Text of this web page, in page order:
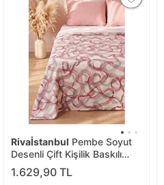
Rivaİstanbul Pembe Soyut
Desenli Çift Kişilik Baskılı
Pike & Yatak Örtüsü
200x230 Cm
1.629,90 TL